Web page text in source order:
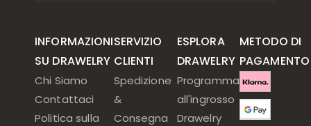
INFORMAZIONI
SU DRAWELRY
Chi Siamo
Contattaci
Politica sulla
SERVIZIO
CLIENTI
Spedizione
&
Consegna
ESPLORA
DRAWELRY
Programma
all'ingrosso
Drawelry
METODO DI
PAGAMENTO